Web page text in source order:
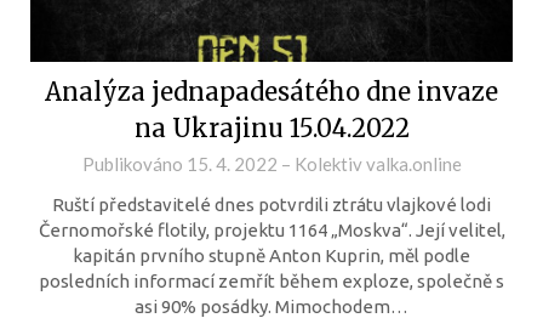
Analýza jednapadesátého dne invaze
na Ukrajinu 15.04.2022
Publikováno 15. 4. 2022 – Kolektiv valka.online
Ruští představitelé dnes potvrdili ztrátu vlajkové lodi
Černomořské flotily, projektu 1164 „Moskva“. Její velitel,
kapitán prvního stupně Anton Kuprin, měl podle
posledních informací zemřít během exploze, společně s
asi 90% posádky. Mimochodem…